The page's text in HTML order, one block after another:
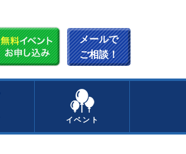
メールで
ご相談！
イベント